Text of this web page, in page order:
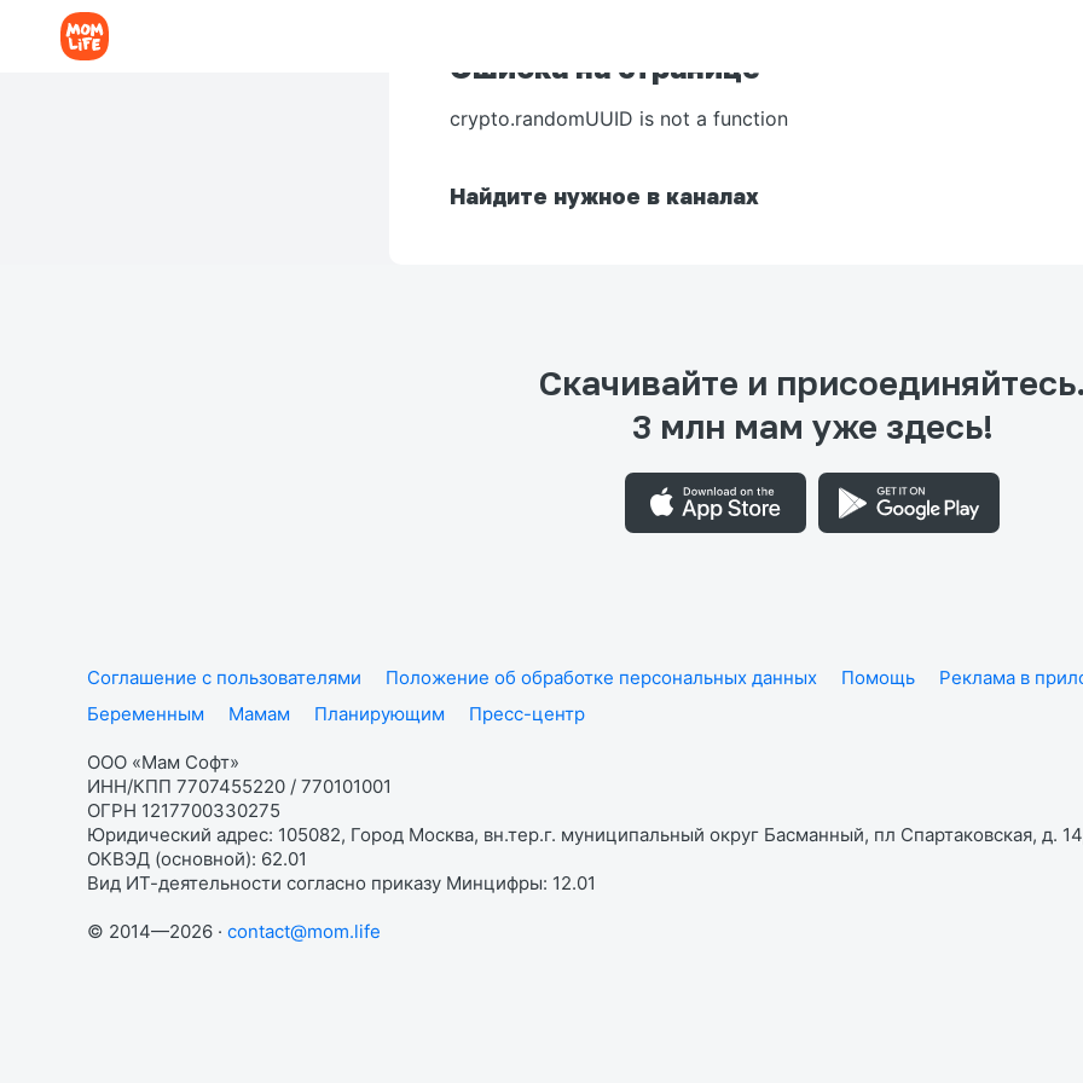
Ошибка на странице
crypto.randomUUID is not a function
Найдите нужное в каналах
Скачивайте и присоединяйтесь.
3 млн мам уже здесь!
Соглашение с пользователями Положение об обработке персональных данных Помощь Реклама в
Беременным
Мамам Планирующим Пресс-центр
ООО «Мам Софт»
ИНН/КПП 7707455220 / 770101001
ОГРН 1217700330275
Юридический адрес: 105082, Город Москва, вн.тер.г. муниципальный округ Басманный, пл Спартаковская, д.
ОКВЭД (основной): 62.01
Вид ИТ-деятельности согласно приказу Минцифры: 12.01
© 2014—2026 · contact@mom.life